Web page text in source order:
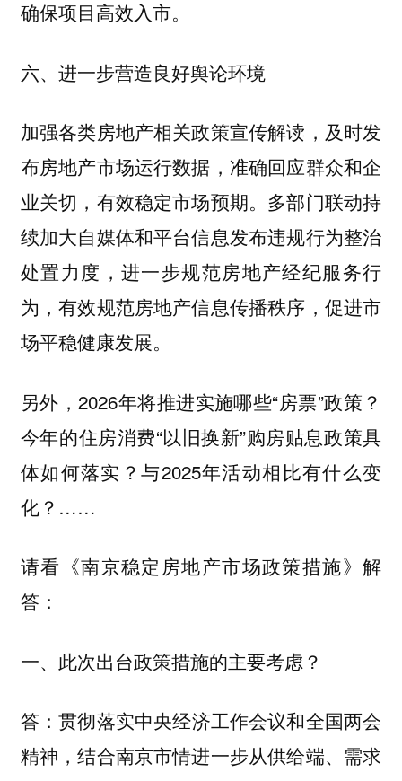
确保项目高效入市。
六、进一步营造良好舆论环境
加强各类房地产相关政策宣传解读，及时发
布房地产市场运行数据，准确回应群众和企
业关切，有效稳定市场预期。多部门联动持
续加大自媒体和平台信息发布违规行为整治
处置力度，进一步规范房地产经纪服务行
为，有效规范房地产信息传播秩序，促进市
场平稳健康发展。
另外，2026年将推进实施哪些“房票”政策？
今年的住房消费“以旧换新”购房贴息政策具
体如何落实？与2025年活动相比有什么变
化？……
请看《南京稳定房地产市场政策措施》解
答：
一、此次出台政策措施的主要考虑？
答：贯彻落实中央经济工作会议和全国两会
精神，结合南京市情进一步从供给端、需求